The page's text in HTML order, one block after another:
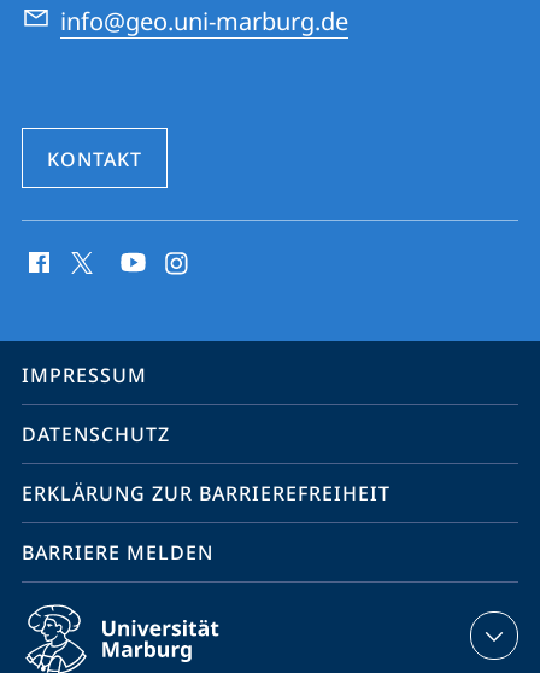
info@geo.uni-marburg.de
KONTAKT
Media
Service-
Navigation
IMPRESSUM
DATENSCHUTZ
ERKLÄRUNG ZUR BARRIEREFREIHEIT
BARRIERE MELDEN